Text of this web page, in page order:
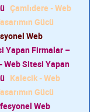
Çamlıdere - Web
Gücü
Web
Yapan Firmalar –
Web Sitesi Yapan
Kalecik - Web
Gücü
Web